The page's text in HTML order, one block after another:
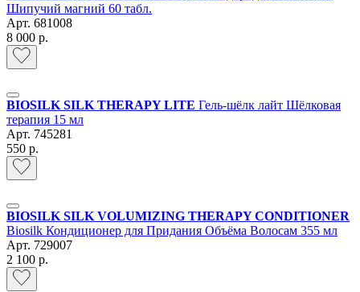
Шипучий магний 60 табл.
Арт. 681008
8 000 р.
BIOSILK SILK THERAPY LITE Гель-шёлк лайт Шёлковая
терапия 15 мл
Арт. 745281
550 р.
BIOSILK SILK VOLUMIZING THERAPY CONDITIONER
Biosilk Кондиционер для Придания Объёма Волосам 355 мл
Арт. 729007
2 100 р.